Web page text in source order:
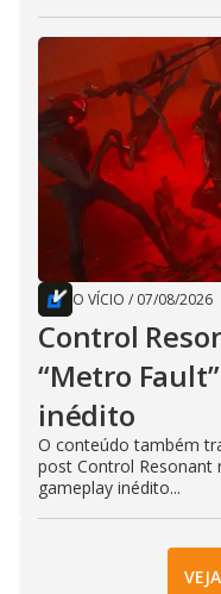
O VÍCIO / 07/08/2026
Control
“Metro
inédito
O conteúdo também
post Control Resonant
gameplay inédito...